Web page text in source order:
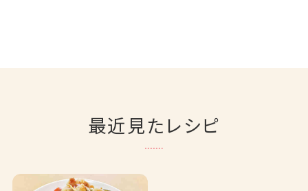
最近見たレシピ